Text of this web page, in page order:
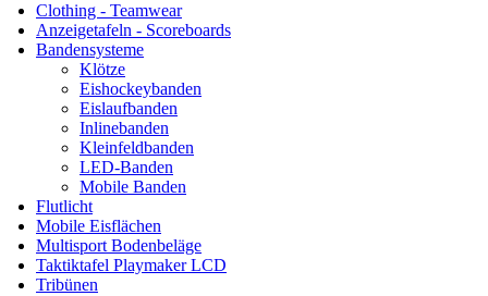
Clothing - Teamwear
Anzeigetafeln - Scoreboards
Bandensysteme
Klötze
Eishockeybanden
Eislaufbanden
Inlinebanden
Kleinfeldbanden
LED-Banden
Mobile Banden
Flutlicht
Mobile Eisflächen
Multisport Bodenbeläge
Taktiktafel Playmaker LCD
Tribünen